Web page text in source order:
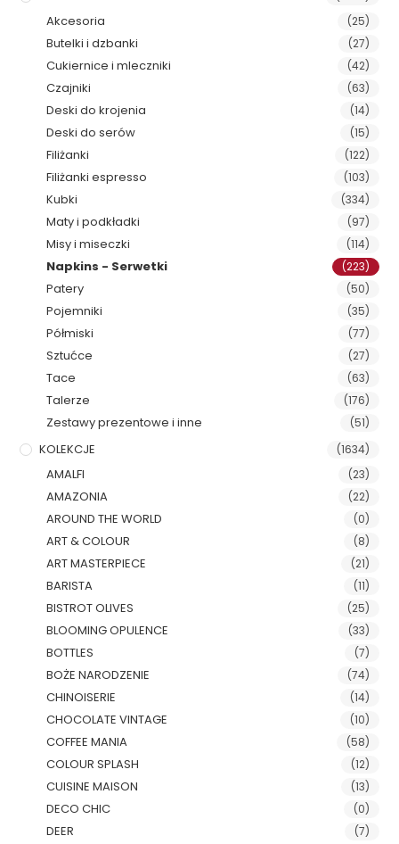
Akcesoria (25)
Butelki i dzbanki (27)
Cukiernice i mleczniki (42)
Czajniki (63)
Deski do krojenia (14)
Deski do serów (15)
Filiżanki (122)
Filiżanki espresso (103)
Kubki (334)
Maty i podkładki (97)
Misy i miseczki (114)
Napkins - Serwetki (223)
Patery (50)
Pojemniki (35)
Półmiski (77)
Sztućce (27)
Tace (63)
Talerze (176)
Zestawy prezentowe i inne (51)
KOLEKCJE (1634)
AMALFI (23)
AMAZONIA (22)
AROUND THE WORLD (0)
ART & COLOUR (8)
ART MASTERPIECE (21)
BARISTA (11)
BISTROT OLIVES (25)
BLOOMING OPULENCE (33)
BOTTLES (7)
BOŻE NARODZENIE (74)
CHINOISERIE (14)
CHOCOLATE VINTAGE (10)
COFFEE MANIA (58)
COLOUR SPLASH (12)
CUISINE MAISON (13)
DECO CHIC (0)
DEER (7)